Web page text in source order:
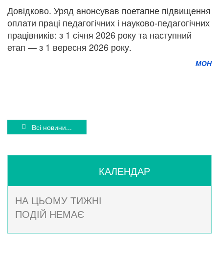
Довідково. Уряд анонсував поетапне підвищення
оплати праці педагогічних і науково-педагогічних
працівників: з 1 січня 2026 року та наступний
етап — з 1 вересня 2026 року.
МОН
Всі новини...
КАЛЕНДАР
НА ЦЬОМУ ТИЖНІ
ПОДІЙ НЕМАЄ